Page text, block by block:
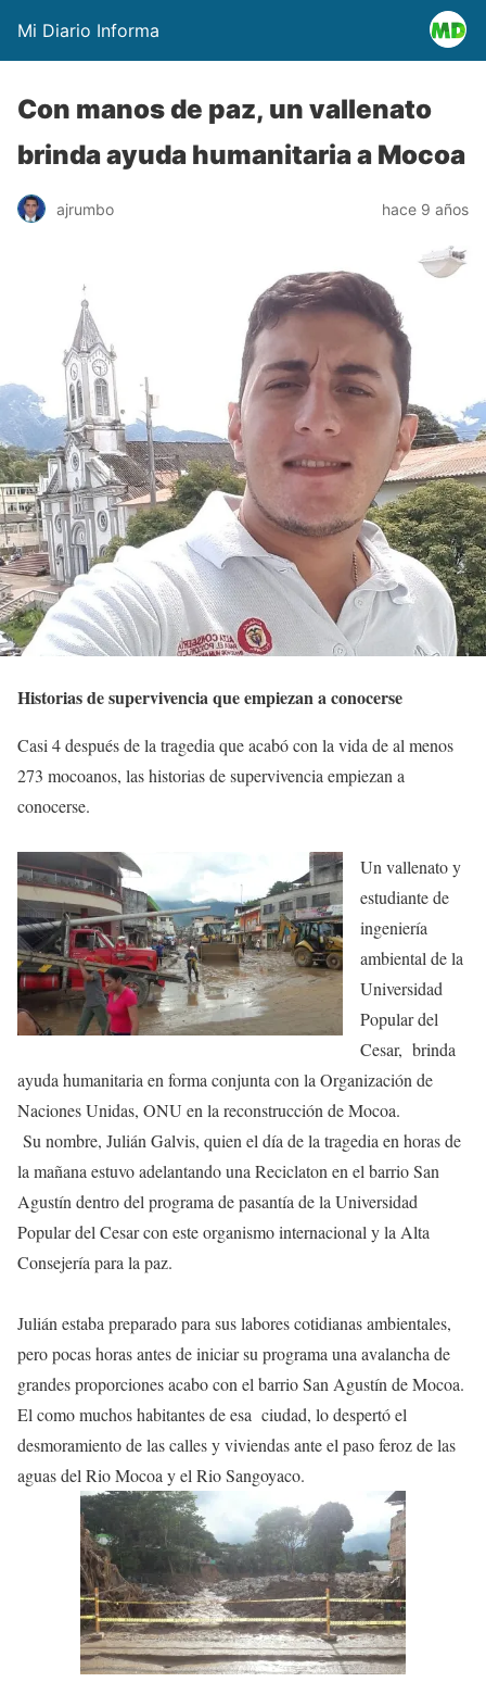
Mi Diario Informa
Con manos de paz, un vallenato
brinda ayuda humanitaria a Mocoa
ajrumbo hace 9 años
Historias de supervivencia que empiezan a conocerse
Casi 4 después de la tragedia que acabó con la vida de al menos
273 mocoanos, las historias de supervivencia empiezan a
conocerse.
Un vallenato y
estudiante de
ingeniería
ambiental de la
Universidad
Popular del
Cesar, brinda
ayuda humanitaria en forma conjunta con la Organización de
Naciones Unidas, ONU en la reconstrucción de Mocoa.
Su nombre, Julián Galvis, quien el día de la tragedia en horas de
la mañana estuvo adelantando una Reciclaton en el barrio San
Agustín dentro del programa de pasantía de la Universidad
Popular del Cesar con este organismo internacional y la Alta
Consejería para la paz.
Julián estaba preparado para sus labores cotidianas ambientales,
pero pocas horas antes de iniciar su programa una avalancha de
grandes proporciones acabo con el barrio San Agustín de Mocoa.
El como muchos habitantes de esa ciudad, lo despertó el
desmoramiento de las calles y viviendas ante el paso feroz de las
aguas del Rio Mocoa y el Rio Sangoyaco.